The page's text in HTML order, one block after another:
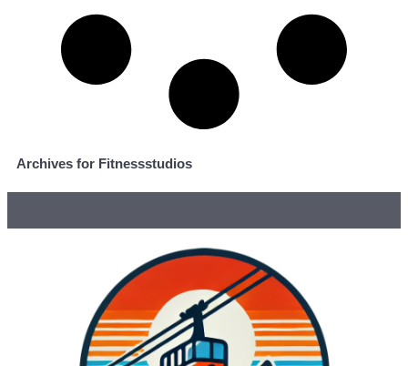
Archives for Fitnessstudios